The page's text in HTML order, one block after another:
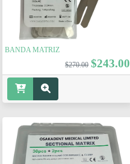
BANDA MATRIZ
$270.00 $243.00